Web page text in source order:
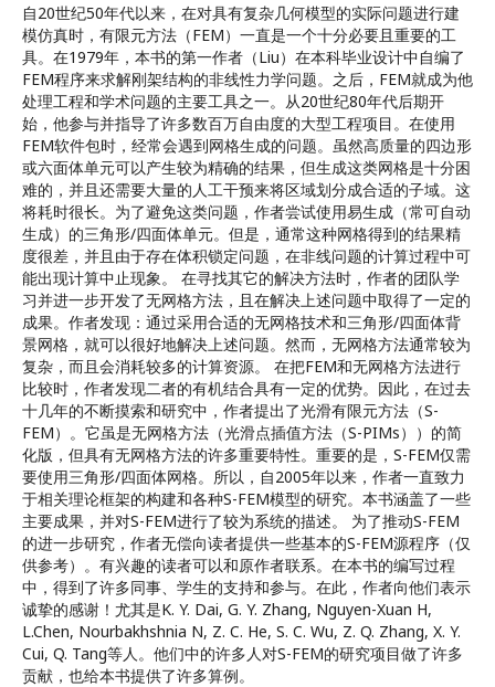
自20世纪50年代以来，在对具有复杂几何模型的实际问题进行建
模仿真时，有限元方法（FEM）一直是一个十分必要且重要的工
具。在1979年，本书的第一作者（Liu）在本科毕业设计中自编了
FEM程序来求解刚架结构的非线性力学问题。之后，FEM就成为他
处理工程和学术问题的主要工具之一。从20世纪80年代后期开
始，他参与并指导了许多数百万自由度的大型工程项目。在使用
FEM软件包时，经常会遇到网格生成的问题。虽然高质量的四边形
或六面体单元可以产生较为精确的结果，但生成这类网格是十分困
难的，并且还需要大量的人工干预来将区域划分成合适的子域。这
将耗时很长。为了避免这类问题，作者尝试使用易生成（常可自动
生成）的三角形/四面体单元。但是，通常这种网格得到的结果精
度很差，并且由于存在体积锁定问题，在非线问题的计算过程中可
能出现计算中止现象。 在寻找其它的解决方法时，作者的团队学
习并进一步开发了无网格方法，且在解决上述问题中取得了一定的
成果。作者发现：通过采用合适的无网格技术和三角形/四面体背
景网格，就可以很好地解决上述问题。然而，无网格方法通常较为
复杂，而且会消耗较多的计算资源。 在把FEM和无网格方法进行
比较时，作者发现二者的有机结合具有一定的优势。因此，在过去
十几年的不断摸索和研究中，作者提出了光滑有限元方法（S-
FEM）。它虽是无网格方法（光滑点插值方法（S-PIMs））的简
化版，但具有无网格方法的许多重要特性。重要的是，S-FEM仅需
要使用三角形/四面体网格。所以，自2005年以来，作者一直致力
于相关理论框架的构建和各种S-FEM模型的研究。本书涵盖了一些
主要成果，并对S-FEM进行了较为系统的描述。 为了推动S-FEM
的进一步研究，作者无偿向读者提供一些基本的S-FEM源程序（仅
供参考）。有兴趣的读者可以和原作者联系。在本书的编写过程
中，得到了许多同事、学生的支持和参与。在此，作者向他们表示
诚挚的感谢！尤其是K. Y. Dai, G. Y. Zhang, Nguyen-Xuan H,
L.Chen, Nourbakhshnia N, Z. C. He, S. C. Wu, Z. Q. Zhang, X. Y.
Cui, Q. Tang等人。他们中的许多人对S-FEM的研究项目做了许多
贡献，也给本书提供了许多算例。